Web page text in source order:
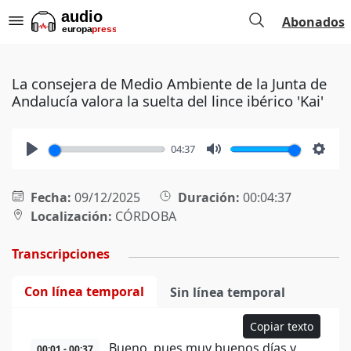
Abonados
La consejera de Medio Ambiente de la Junta de
Andalucía valora la suelta del lince ibérico 'Kai'
04:37
Fecha: 09/12/2025 Duración: 00:04:37
Localización: CÓRDOBA
Transcripciones
Con línea temporal Sin línea temporal
Copiar texto